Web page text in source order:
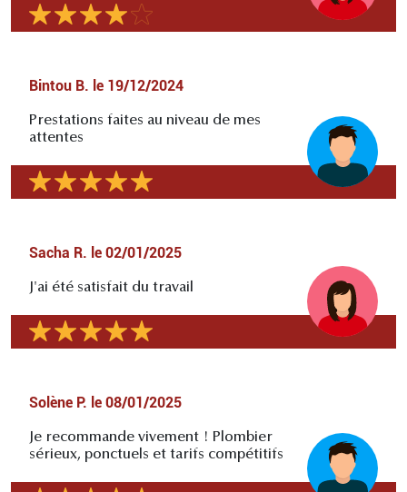
Bintou B. le 19/12/2024
Prestations faites au niveau de mes
attentes
Sacha R. le 02/01/2025
J'ai été satisfait du travail
Solène P. le 08/01/2025
Je recommande vivement ! Plombier
sérieux, ponctuels et tarifs compétitifs